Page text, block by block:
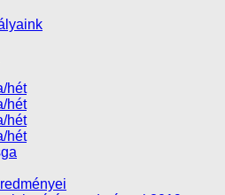
hét
hét
hét
hét